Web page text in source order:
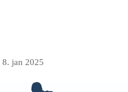
8. jan 2025